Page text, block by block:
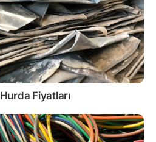
Hurda Fiyatları